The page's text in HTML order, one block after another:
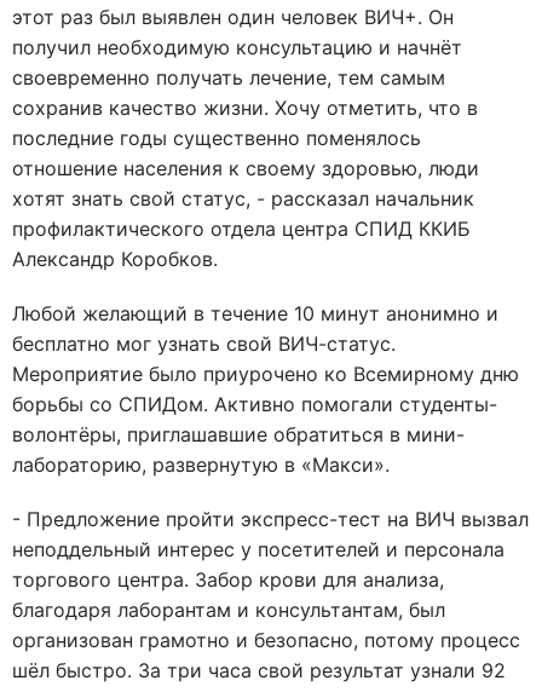
этот раз был выявлен один человек ВИЧ+. Он
получил необходимую консультацию и начнёт
своевременно получать лечение, тем самым
сохранив качество жизни. Хочу отметить, что в
последние годы существенно поменялось
отношение населения к своему здоровью, люди
хотят знать свой статус, - рассказал начальник
профилактического отдела центра СПИД ККИБ
Александр Коробков.
Любой желающий в течение 10 минут анонимно и
бесплатно мог узнать свой ВИЧ-статус.
Мероприятие было приурочено ко Всемирному дню
борьбы со СПИДом. Активно помогали студенты-
волонтёры, приглашавшие обратиться в мини-
лабораторию, развернутую в «Макси».
- Предложение пройти экспресс-тест на ВИЧ вызвал
неподдельный интерес у посетителей и персонала
торгового центра. Забор крови для анализа,
благодаря лаборантам и консультантам, был
организован грамотно и безопасно, потому процесс
шёл быстро. За три часа свой результат узнали 92